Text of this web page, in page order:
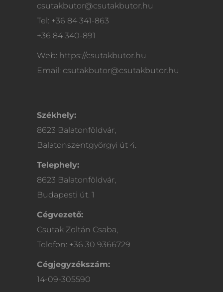
csutakbutor@csutakbutor.hu
Tel: +36 84 341-863
+36 84 340-891
Web: https://csutakbutor.hu
Email: csutakbutor@csutakbutor.hu
Székhely:
8623 Balatonföldvár,
Balatonszentgyörgyi út 4.
Telephely:
8623 Balatonföldvár,
Budapesti út. 1
Cégvezető:
Csutak Zoltán Csaba,
Telefon: +36 30 9366729
Cégjegyzékszám:
14-09-305590